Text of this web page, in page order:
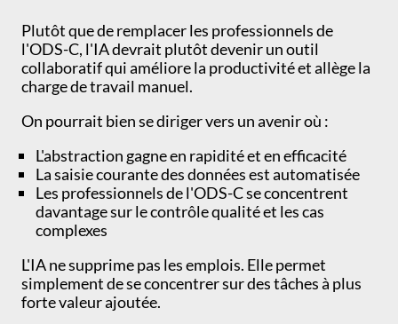
Plutôt que de remplacer les professionnels de
l'ODS-C, l'IA devrait plutôt devenir un outil
collaboratif qui améliore la productivité et allège la
charge de travail manuel.
On pourrait bien se diriger vers un avenir où :
L'abstraction gagne en rapidité et en efficacité
La saisie courante des données est automatisée
Les professionnels de l'ODS-C se concentrent
davantage sur le contrôle qualité et les cas
complexes
L'IA ne supprime pas les emplois. Elle permet
simplement de se concentrer sur des tâches à plus
forte valeur ajoutée.